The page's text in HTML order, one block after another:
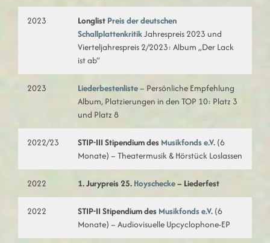
2023 Longlist Preis der deutschen
SchallplattenkritikJahrespreis 2023 und
Vierteljahrespreis 2/2023: Album „Der Lack
ist ab“
2023 Liederbestenliste– Persönliche Empfehlung
Album, Platzierungen in den TOP 10: Platz 3
und Platz 8
2022/23 STIP-III Stipendium des Musikfonds e.V. (6
Monate) – Theatermusik & Hörstück Loslassen
2022 1. Jurypreis 25. Hoyschecke– Liederfest
2022 STIP-II Stipendium des Musikfonds e.V. (6
Monate) – Audiovisuelle Upcyclophone-EP